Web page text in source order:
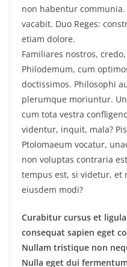
non habentur
vacabit. Duo Reges:
etiam dolore.
Familiares nostros,
Philodemum, cum
doctissimos. Philosophi
plerumque moriuntur.
cum tota vestra
videntur, inquit, mala?
Ptolomaeum vocatur,
non voluptas contraria
tempus est, si videtur, et
eiusdem modi?
Curabitur cursus et
consequat sapien eget
Nullam tristique non
Nulla eget dui